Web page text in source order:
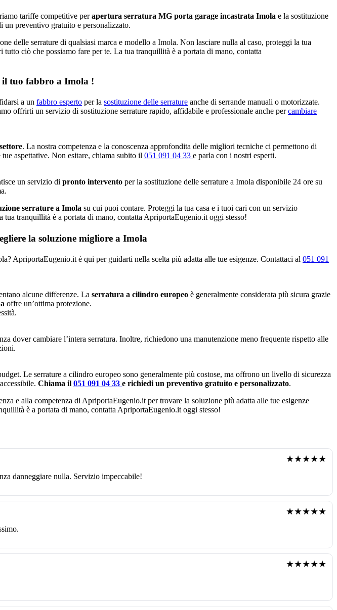
tariffe competitive perapertura serratura MG porta garage incastrata Imola e la sostituzione
un preventivo gratuito e personalizzato.
delle serrature di qualsiasi marca e modello a Imola. Non lasciare nulla al caso, proteggi la tua
tutto ciò che possiamo fare per te. La tua tranquillità è a portata di mano, contatta
il tuo fabbro a Imola !
a un fabbro esperto per la sostituzione delle serrature anche di serrande manuali o motorizzate.
offrirti un servizio di sostituzione serrature rapido, affidabile e professionale anche percambiare
. La nostra competenza e la conoscenza approfondita delle migliori tecniche ci permettono di
aspettative. Non esitare, chiama subito il 051 091 04 33 e parla con i nostri esperti.
un servizio di pronto intervento per la sostituzione delle serrature a Imola disponibile 24 ore su
serrature a Imola su cui puoi contare. Proteggi la tua casa e i tuoi cari con un servizio
tua tranquillità è a portata di mano, contatta ApriportaEugenio.it oggi stesso!
la soluzione migliore a Imola
ApriportaEugenio.it è qui per guidarti nella scelta più adatta alle tue esigenze. Contattaci al 051 091
alcune differenze. La serratura a cilindro europeo è generalmente considerata più sicura grazie
offre un’ottima protezione.
dover cambiare l’intera serratura. Inoltre, richiedono una manutenzione meno frequente rispetto alle
Le serrature a cilindro europeo sono generalmente più costose, ma offrono un livello di sicurezza
Chiama il 051 091 04 33 e richiedi un preventivo gratuito e personalizzato.
e alla competenza di ApriportaEugenio.it per trovare la soluzione più adatta alle tue esigenze
è a portata di mano, contatta ApriportaEugenio.it oggi stesso!
★★★★★
danneggiare nulla. Servizio impeccabile!
★★★★★
★★★★★